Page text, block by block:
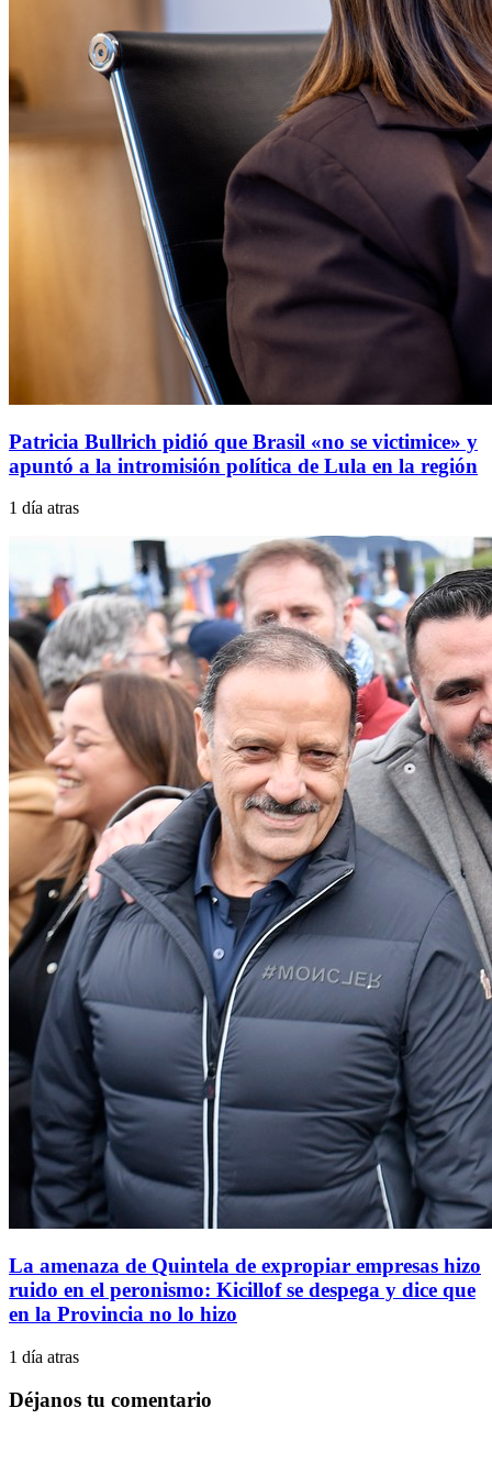
Patricia Bullrich pidió que Brasil «no se victimice» y
apuntó a la intromisión política de Lula en la región
1 día atras
La amenaza de Quintela de expropiar empresas hizo
ruido en el peronismo: Kicillof se despega y dice que
en la Provincia no lo hizo
1 día atras
Déjanos tu comentario